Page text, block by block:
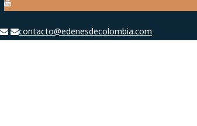
contacto@edenesdecolombia.com